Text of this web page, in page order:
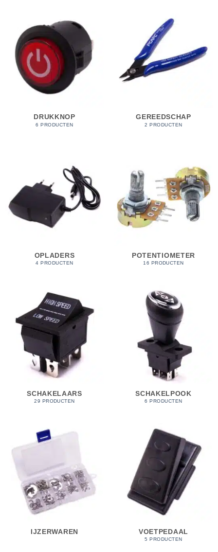
DRUKKNOP
6 PRODUCTEN
GEREEDSCHAP
2 PRODUCTEN
OPLADERS
4 PRODUCTEN
POTENTIOMETER
16 PRODUCTEN
SCHAKELAARS
29 PRODUCTEN
SCHAKELPOOK
6 PRODUCTEN
IJZERWAREN VOETPEDAAL
5 PRODUCTEN